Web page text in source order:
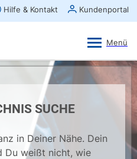
SUCHE
in Deiner Nähe. Dein
Du weißt nicht, wie
Ansehen